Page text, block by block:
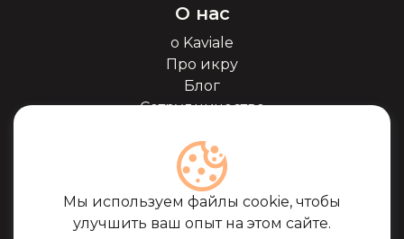
Мы используем файлы cookie, чтобы
улучшить ваш опыт на этом сайте.
О нас
о Kaviale
Про икру
Блог
Сотрудничество
Сертификаты
Часто задоваемые
вопросы
Поддержка